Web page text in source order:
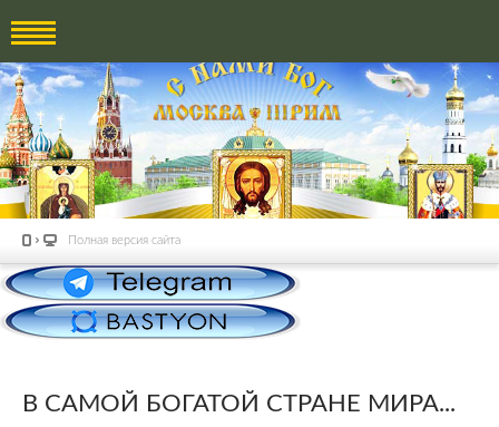
Полная версия сайта
В САМОЙ БОГАТОЙ СТРАНЕ МИРА...